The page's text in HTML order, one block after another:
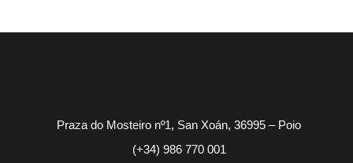
Praza do Mosteiro nº1, San Xoán, 36995 – Poio
(+34) 986 770 001